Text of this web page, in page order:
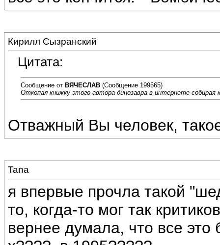
Кирилл Сызранский
Цитата:
Сообщение от ВЯЧЕСЛАВ (Сообщение 199565)
Откопал книжку этого автора-динозавра в интернете собирая
Отважный Вы человек,
Tana
я впервые прочла такой
то, когда-то мог так
вернее думала, что все это